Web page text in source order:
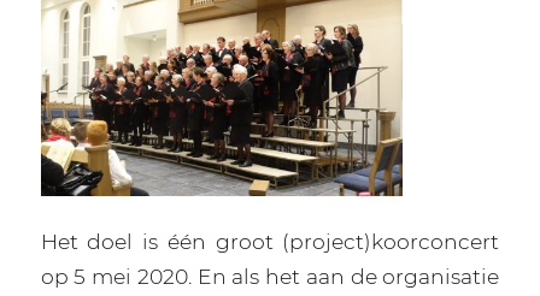
Het doel is één groot (project)koorconcert
op 5 mei 2020. En als het aan de organisatie